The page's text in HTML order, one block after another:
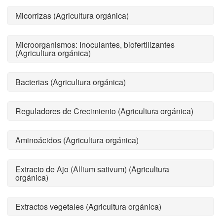
Micorrizas (Agricultura orgánica)
Microorganismos: Inoculantes, biofertilizantes
(Agricultura orgánica)
Bacterias (Agricultura orgánica)
Reguladores de Crecimiento (Agricultura orgánica)
Aminoácidos (Agricultura orgánica)
Extracto de Ajo (Allium sativum) (Agricultura
orgánica)
Extractos vegetales (Agricultura orgánica)